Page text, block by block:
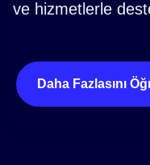
ve hizmetlerle
Daha Fazlasını